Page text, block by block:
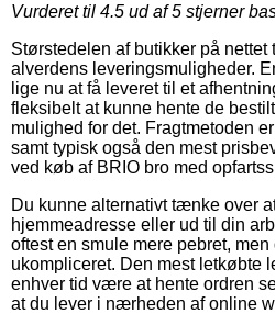
Vurderet til 4.5 ud af 5 stjerner
Størstedelen af butikker på nettet
alverdens leveringsmuligheder.
lige nu at få leveret til et
fleksibelt at kunne hente de
mulighed for det. Fragtmetoden
samt typisk også den mest
ved køb af BRIO bro med
Du kunne alternativt tænke over
hjemmeadresse eller ud til din
oftest en smule mere pebret,
ukompliceret. Den mest letkøbte
enhver tid være at hente ordren
at du lever i nærheden af online